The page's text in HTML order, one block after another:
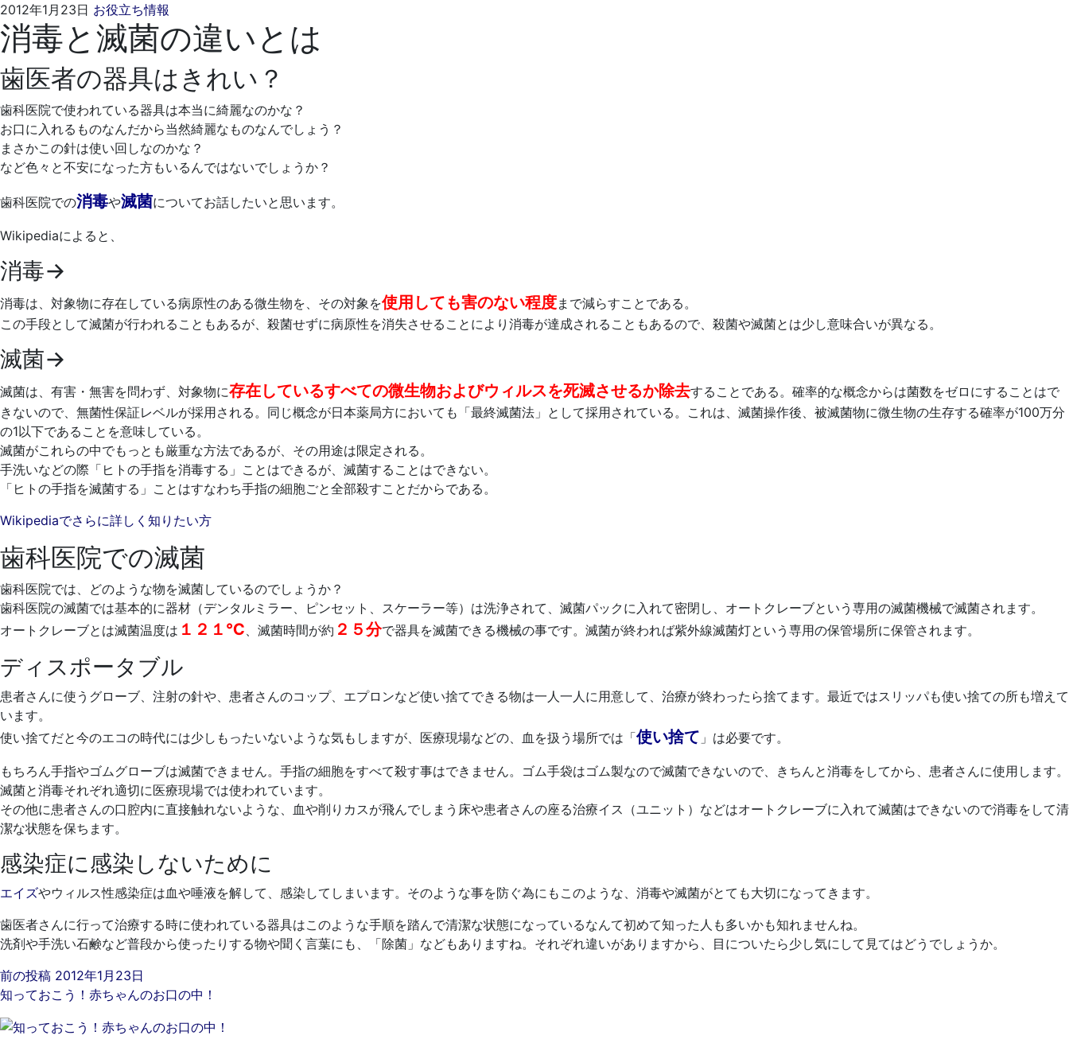
2012年1月23日 お役立ち情報
年
4
月
20
日
れ
も
と
歯
科
医
院
消毒と滅菌の違いとは
歯医者の器具はきれい？
歯科医院で使われている器具は本当に綺麗なのかな？
お口に入れるものなんだから当然綺麗なものなんでしょう？
まさかこの針は使い回しなのかな？
など色々と不安になった方もいるんではないでしょうか？
歯科医院での消毒や滅菌についてお話したいと思います。
Wikipediaによると、
消毒→
消毒は、対象物に存在している病原性のある微生物を、その対象を使用しても害のない程度まで減らすことである。
この手段として滅菌が行われることもあるが、殺菌せずに病原性を消失させることにより消毒が達成されることもあるので、殺菌や滅菌とは少し意味合いが異なる。
滅菌→
滅菌は、有害・無害を問わず、対象物に存在しているすべての微生物およびウィルスを死滅させるか除去することである。確率的な概念からは菌数をゼロにすることはで
きないので、無菌性保証レベルが採用される。同じ概念が日本薬局方においても「最終滅菌法」として採用されている。これは、滅菌操作後、被滅菌物に微生物の生存する確率が100万分
の1以下であることを意味している。
滅菌がこれらの中でもっとも厳重な方法であるが、その用途は限定される。
手洗いなどの際「ヒトの手指を消毒する」ことはできるが、滅菌することはできない。
「ヒトの手指を滅菌する」ことはすなわち手指の細胞ごと全部殺すことだからである。
Wikipediaでさらに詳しく知りたい方
歯科医院での滅菌
歯科医院では、どのような物を滅菌しているのでしょうか？
歯科医院の滅菌では基本的に器材（デンタルミラー、ピンセット、スケーラー等）は洗浄されて、滅菌パックに入れて密閉し、オートクレーブという専用の滅菌機械で滅菌されます。
オートクレーブとは滅菌温度は １２１℃ 、滅菌時間が約 ２５分で器具を滅菌できる機械の事です。滅菌が終われば紫外線滅菌灯という専用の保管場所に保管されます。
ディスポータブル
患者さんに使うグローブ、注射の針や、患者さんのコップ、エプロンなど使い捨てできる物は一人一人に用意して、治療が終わったら捨てます。最近ではスリッパも使い捨ての所も増えて
います。
使い捨てだと今のエコの時代には少しもったいないような気もしますが、医療現場などの、血を扱う場所では「使い捨て 」は必要です。
もちろん手指やゴムグローブは滅菌できません。手指の細胞をすべて殺す事はできません。ゴム手袋はゴム製なので滅菌できないので、きちんと消毒をしてから、患者さんに使用します。
滅菌と消毒それぞれ適切に医療現場では使われています。
その他に患者さんの口腔内に直接触れないような、血や削りカスが飛んでしまう床や患者さんの座る治療イス（ユニット）などはオートクレーブに入れて滅菌はできないので消毒をして清
潔な状態を保ちます。
感染症に感染しないために
エイズやウィルス性感染症は血や唾液を解して、感染してしまいます。そのような事を防ぐ為にもこのような、消毒や滅菌がとても大切になってきます。
歯医者さんに行って治療する時に使われている器具はこのような手順を踏んで清潔な状態になっているなんて初めて知った人も多いかも知れませんね。
洗剤や手洗い石鹸など普段から使ったりする物や聞く言葉にも、「除菌」などもありますね。それぞれ違いがありますから、目についたら少し気にして見てはどうでしょうか。
前の投稿 2012年1月23日
知っておこう！赤ちゃんのお口の中！